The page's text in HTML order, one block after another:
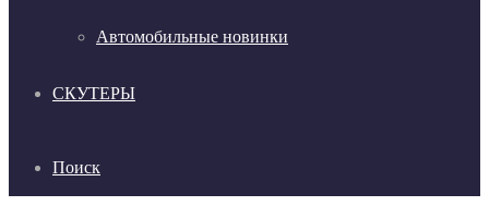
Автомобильные новинки
СКУТЕРЫ
Поиск